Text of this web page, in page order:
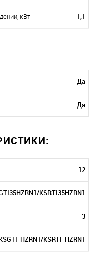
кВт 1,1
Да
Да
12
KSRTI35HZRN1
3
HZRN1/KSRTI-HZRN1